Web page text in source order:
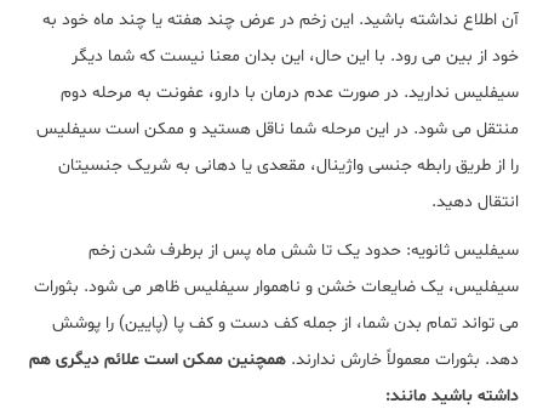
آن اطلاع نداشته باشید. این زخم در عرض چند هفته یا چند ماه خود به
خود از بین می رود. با این حال، این بدان معنا نیست که شما دیگر
سیفلیس ندارید. در صورت عدم درمان با دارو، عفونت به مرحله دوم
منتقل می شود. در این مرحله شما ناقل هستید و ممکن است سیفلیس
را از طریق رابطه جنسی واژینال، مقعدی یا دهانی به شریک جنسیتان
انتقال دهید.
سیفلیس ثانویه: حدود یک تا شش ماه پس از برطرف شدن زخم
سیفلیس، یک ضایعات خشن و ناهموار سیفلیس ظاهر می شود. بثورات
می تواند تمام بدن شما، از جمله کف دست و کف پا (پایین) را پوشش
دهد. بثورات معمولاً خارش ندارند. همچنین ممکن است علائم دیگری هم
داشته باشید مانند: